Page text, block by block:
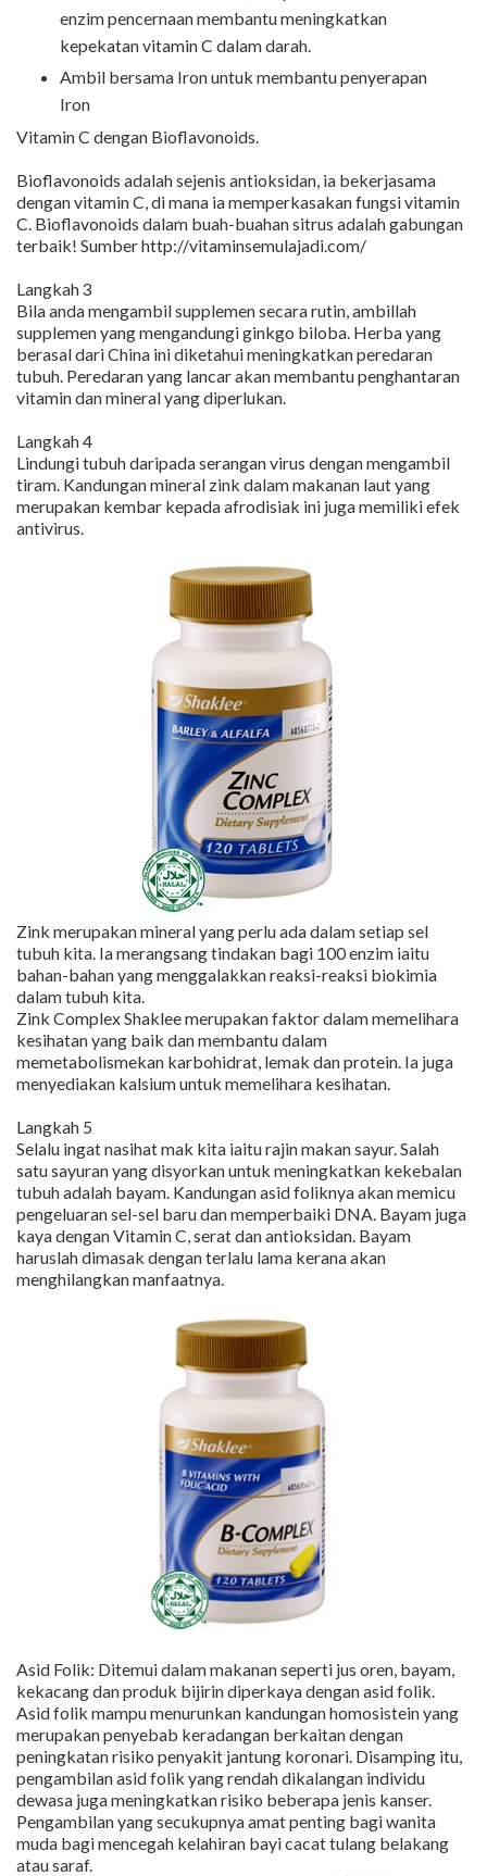
enzim pencernaan membantu meningkatkan
kepekatan vitamin C dalam darah.
Ambil bersama Iron untuk membantu penyerapan
Iron
Vitamin C dengan Bioflavonoids.
Bioflavonoids adalah sejenis antioksidan, ia bekerjasama
dengan vitamin C, di mana ia memperkasakan fungsi vitamin
C. Bioflavonoids dalam buah-buahan sitrus adalah gabungan
terbaik! Sumber http://vitaminsemulajadi.com/
Langkah 3
Bila anda mengambil supplemen secara rutin, ambillah
supplemen yang mengandungi ginkgo biloba. Herba yang
berasal dari China ini diketahui meningkatkan peredaran
tubuh. Peredaran yang lancar akan membantu penghantaran
vitamin dan mineral yang diperlukan.
Langkah 4
Lindungi tubuh daripada serangan virus dengan mengambil
tiram. Kandungan mineral zink dalam makanan laut yang
merupakan kembar kepada afrodisiak ini juga memiliki efek
antivirus.
Zink merupakan mineral yang perlu ada dalam setiap sel
tubuh kita. Ia merangsang tindakan bagi 100 enzim iaitu
bahan-bahan yang menggalakkan reaksi-reaksi biokimia
dalam tubuh kita.
Zink Complex Shaklee merupakan faktor dalam memelihara
kesihatan yang baik dan membantu dalam
memetabolismekan karbohidrat, lemak dan protein. Ia juga
menyediakan kalsium untuk memelihara kesihatan.
Langkah 5
Selalu ingat nasihat mak kita iaitu rajin makan sayur. Salah
satu sayuran yang disyorkan untuk meningkatkan kekebalan
tubuh adalah bayam. Kandungan asid foliknya akan memicu
pengeluaran sel-sel baru dan memperbaiki DNA. Bayam juga
kaya dengan Vitamin C, serat dan antioksidan. Bayam
haruslah dimasak dengan terlalu lama kerana akan
menghilangkan manfaatnya.
Asid Folik: Ditemui dalam makanan seperti jus oren, bayam,
kekacang dan produk bijirin diperkaya dengan asid folik.
Asid folik mampu menurunkan kandungan homosistein yang
merupakan penyebab keradangan berkaitan dengan
peningkatan risiko penyakit jantung koronari. Disamping itu,
pengambilan asid folik yang rendah dikalangan individu
dewasa juga meningkatkan risiko beberapa jenis kanser.
Pengambilan yang secukupnya amat penting bagi wanita
muda bagi mencegah kelahiran bayi cacat tulang belakang
atau saraf.